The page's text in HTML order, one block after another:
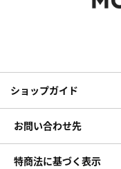
ショップガイド
お問い合わせ先
特商法に基づく表示